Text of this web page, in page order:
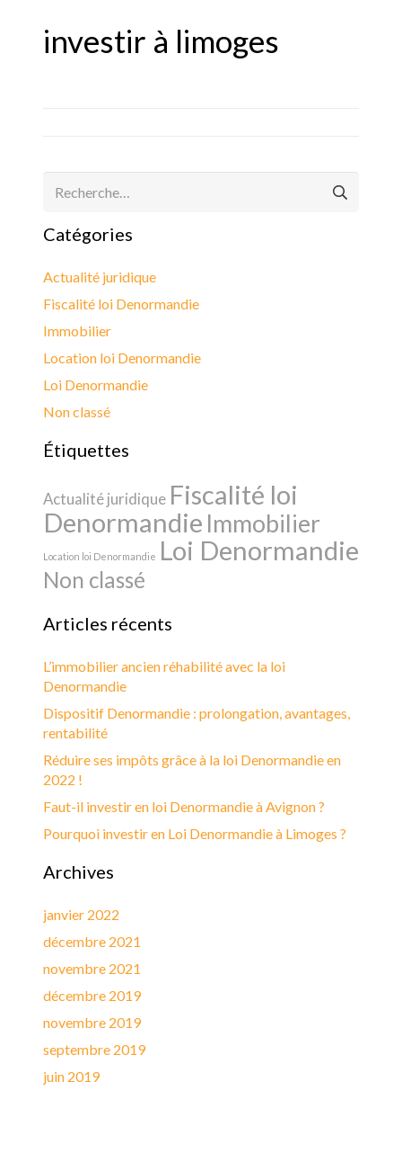
investir à limoges
Catégories
Actualité juridique
Fiscalité loi Denormandie
Immobilier
Location loi Denormandie
Loi Denormandie
Non classé
Étiquettes
Actualité juridique Fiscalité loi
Denormandie Immobilier
Location loi Denormandie Loi Denormandie
Non classé
Articles récents
L’immobilier ancien réhabilité avec la loi
Denormandie
Dispositif Denormandie : prolongation, avantages,
rentabilité
Réduire ses impôts grâce à la loi Denormandie en
2022 !
Faut-il investir en loi Denormandie à Avignon ?
Pourquoi investir en Loi Denormandie à Limoges ?
Archives
janvier 2022
décembre 2021
novembre 2021
décembre 2019
novembre 2019
septembre 2019
juin 2019